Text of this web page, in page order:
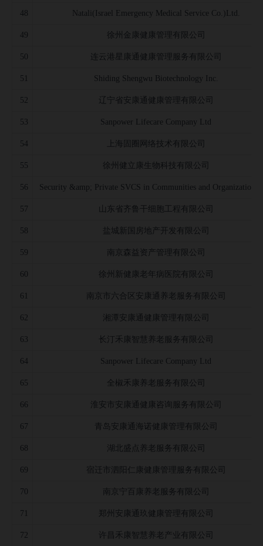
48 Natali(Israel Emergency Medical Service Co.)Ltd.
49 徐州金康健康管理有限公司
50 连云港星康通健康管理服务有限公司
51 Shiding Shengwu Biotechnology Inc.
52 辽宁省安康通健康管理有限公司
53 Sanpower Lifecare Company Ltd
54 上海固圈网络技术有限公司
55 徐州健立康生物科技有限公司
56 Security &amp; Private SVCS in Communities and Organizations
57 山东省齐鲁干细胞工程有限公司
58 盐城新国房地产开发有限公司
59 南京森益资产管理有限公司
60 徐州新健康老年病医院有限公司
61 南京市六合区安康通养老服务有限公司
62 湘潭安康通健康管理有限公司
63 长汀禾康智慧养老服务有限公司
64 Sanpower Lifecare Company Ltd
65 全椒禾康养老服务有限公司
66 淮安市安康通健康咨询服务有限公司
67 青岛安康通海诺健康管理有限公司
68 湖北盛点养老服务有限公司
69 宿迁市泗阳仁康健康管理服务有限公司
70 南京宁百康养老服务有限公司
71 郑州安康通玖健康管理有限公司
72 许昌禾康智慧养老产业有限公司